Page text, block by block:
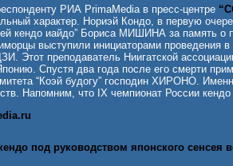
РИА PrimaMedia в пресс-центре
характер. Нориэй Кондо, в первую
кендо иайдо” Бориса МИШИНА за память о
выступили инициаторами проведения
Этот преподаватель Ниигатской
Спустя два года после его смерти
“Коэй будогу” господин ХИРОНО.
Напомним, что IX чемпионат России
под руководством японского сенсея